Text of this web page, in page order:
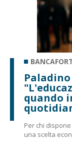
quando
Per chi
una scelta